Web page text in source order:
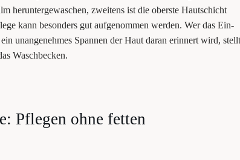
her­un­ter­ge­wa­schen, zwei­tens ist die obers­te Haut­schicht
kann beson­ders gut auf­ge­nom­men wer­den. Wer das Ein­
unan­ge­neh­mes Span­nen der Haut dar­an erin­nert wird, stellt
Waschbecken.
Pfle­gen ohne fetten